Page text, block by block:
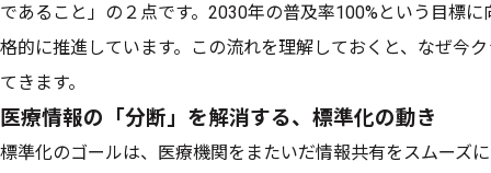
であること」の２点です。2030年の普及率100%という目標
格的に推進しています。この流れを理解しておくと、なぜ今
てきます。
医療情報の「分断」を解消する、標準化の動き
標準化のゴールは、医療機関をまたいだ情報共有をスムーズ